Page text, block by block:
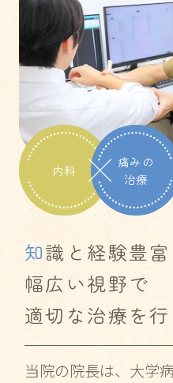
内科
痛みの
治療
知識と経験豊
幅広い視野で
適切な治療を
当院の院長は、大学